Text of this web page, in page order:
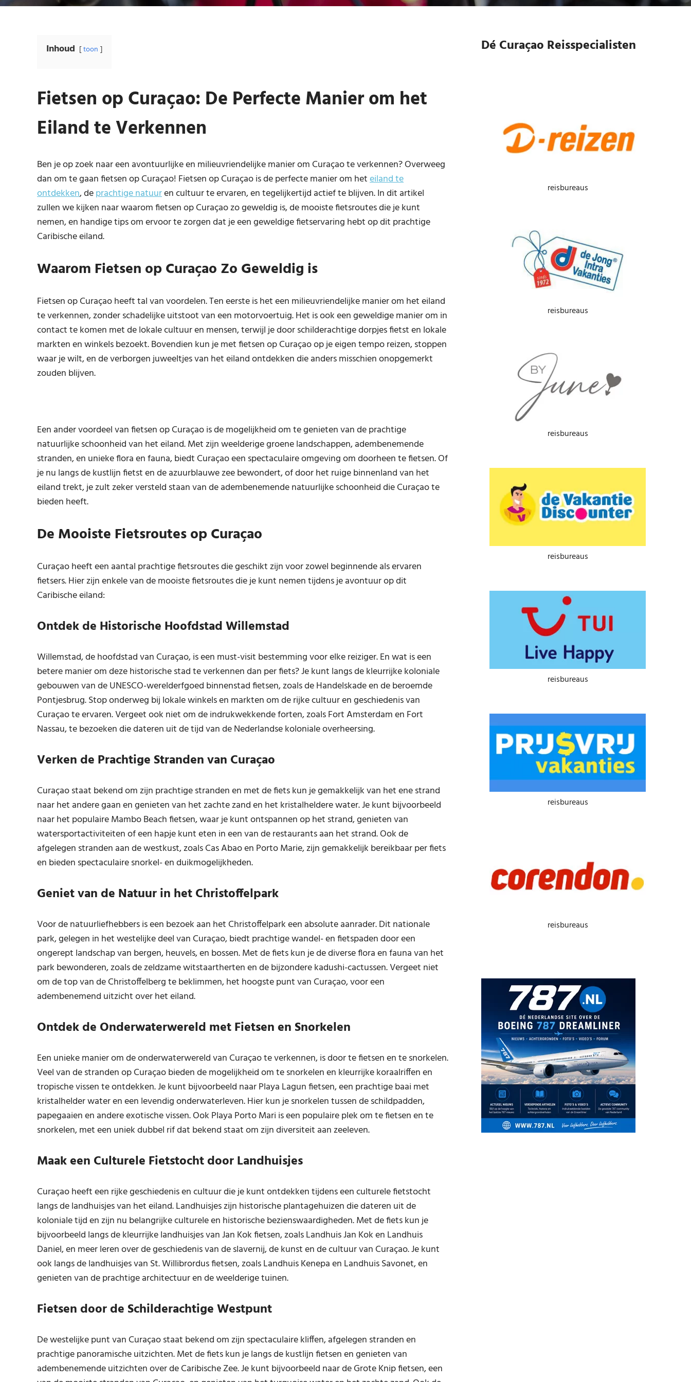
Inhoud toon
Fietsen op Curaçao: De Perfecte Manier om het
Eiland te Verkennen
Ben je op zoek naar een avontuurlijke en milieuvriendelijke manier om Curaçao te verkennen? Overweeg
dan om te gaan fietsen op Curaçao! Fietsen op Curaçao is de perfecte manier om heteiland te
ontdekken, deprachtige natuuren cultuur te ervaren, en tegelijkertijd actief te blijven. In dit artikel
zullen we kijken naar waarom fietsen op Curaçao zo geweldig is, de mooiste fietsroutes die je kunt
nemen, en handige tips om ervoor te zorgen dat je een geweldige fietservaring hebt op dit prachtige
Caribische eiland.
Waarom Fietsen op Curaçao Zo Geweldig is
Fietsen op Curaçao heeft tal van voordelen. Ten eerste is het een milieuvriendelijke manier om het eiland
te verkennen, zonder schadelijke uitstoot van een motorvoertuig. Het is ook een geweldige manier om in
contact te komen met de lokale cultuur en mensen, terwijl je door schilderachtige dorpjes fietst en lokale
markten en winkels bezoekt. Bovendien kun je met fietsen op Curaçao op je eigen tempo reizen, stoppen
waar je wilt, en de verborgen juweeltjes van het eiland ontdekken die anders misschien onopgemerkt
zouden blijven.
Een ander voordeel van fietsen op Curaçao is de mogelijkheid om te genieten van de prachtige
natuurlijke schoonheid van het eiland. Met zijn weelderige groene landschappen, adembenemende
stranden, en unieke flora en fauna, biedt Curaçao een spectaculaire omgeving om doorheen te fietsen. Of
je nu langs de kustlijn fietst en de azuurblauwe zee bewondert, of door het ruige binnenland van het
eiland trekt, je zult zeker versteld staan van de adembenemende natuurlijke schoonheid die Curaçao te
bieden heeft.
De Mooiste Fietsroutes op Curaçao
Curaçao heeft een aantal prachtige fietsroutes die geschikt zijn voor zowel beginnende als ervaren
fietsers. Hier zijn enkele van de mooiste fietsroutes die je kunt nemen tijdens je avontuur op dit
Caribische eiland:
Ontdek de Historische Hoofdstad Willemstad
Willemstad, de hoofdstad van Curaçao, is een must-visit bestemming voor elke reiziger. En wat is een
betere manier om deze historische stad te verkennen dan per fiets? Je kunt langs de kleurrijke koloniale
gebouwen van de UNESCO-werelderfgoed binnenstad fietsen, zoals de Handelskade en de beroemde
Pontjesbrug. Stop onderweg bij lokale winkels en markten om de rijke cultuur en geschiedenis van
Curaçao te ervaren. Vergeet ook niet om de indrukwekkende forten, zoals Fort Amsterdam en Fort
Nassau, te bezoeken die dateren uit de tijd van de Nederlandse koloniale overheersing.
Verken de Prachtige Stranden van Curaçao
Curaçao staat bekend om zijn prachtige stranden en met de fiets kun je gemakkelijk van het ene strand
naar het andere gaan en genieten van het zachte zand en het kristalheldere water. Je kunt bijvoorbeeld
naar het populaire Mambo Beach fietsen, waar je kunt ontspannen op het strand, genieten van
watersportactiviteiten of een hapje kunt eten in een van de restaurants aan het strand. Ook de
afgelegen stranden aan de westkust, zoals Cas Abao en Porto Marie, zijn gemakkelijk bereikbaar per fiets
en bieden spectaculaire snorkel- en duikmogelijkheden.
Geniet van de Natuur in het Christoffelpark
Voor de natuurliefhebbers is een bezoek aan het Christoffelpark een absolute aanrader. Dit nationale
park, gelegen in het westelijke deel van Curaçao, biedt prachtige wandel- en fietspaden door een
ongerept landschap van bergen, heuvels, en bossen. Met de fiets kun je de diverse flora en fauna van het
park bewonderen, zoals de zeldzame witstaartherten en de bijzondere kadushi-cactussen. Vergeet niet
om de top van de Christoffelberg te beklimmen, het hoogste punt van Curaçao, voor een
adembenemend uitzicht over het eiland.
Ontdek de Onderwaterwereld met Fietsen en Snorkelen
Een unieke manier om de onderwaterwereld van Curaçao te verkennen, is door te fietsen en te snorkelen.
Veel van de stranden op Curaçao bieden de mogelijkheid om te snorkelen en kleurrijke koraalriffen en
tropische vissen te ontdekken. Je kunt bijvoorbeeld naar Playa Lagun fietsen, een prachtige baai met
kristalhelder water en een levendig onderwaterleven. Hier kun je snorkelen tussen de schildpadden,
papegaaien en andere exotische vissen. Ook Playa Porto Mari is een populaire plek om te fietsen en te
snorkelen, met een uniek dubbel rif dat bekend staat om zijn diversiteit aan zeeleven.
Maak een Culturele Fietstocht door Landhuisjes
Curaçao heeft een rijke geschiedenis en cultuur die je kunt ontdekken tijdens een culturele fietstocht
langs de landhuisjes van het eiland. Landhuisjes zijn historische plantagehuizen die dateren uit de
koloniale tijd en zijn nu belangrijke culturele en historische bezienswaardigheden. Met de fiets kun je
bijvoorbeeld langs de kleurrijke landhuisjes van Jan Kok fietsen, zoals Landhuis Jan Kok en Landhuis
Daniel, en meer leren over de geschiedenis van de slavernij, de kunst en de cultuur van Curaçao. Je kunt
ook langs de landhuisjes van St. Willibrordus fietsen, zoals Landhuis Kenepa en Landhuis Savonet, en
genieten van de prachtige architectuur en de weelderige tuinen.
Fietsen door de Schilderachtige Westpunt
De westelijke punt van Curaçao staat bekend om zijn spectaculaire kliffen, afgelegen stranden en
prachtige panoramische uitzichten. Met de fiets kun je langs de kustlijn fietsen en genieten van
adembenemende uitzichten over de Caribische Zee. Je kunt bijvoorbeeld naar de Grote Knip fietsen, een
Dé Curaçao Reisspecialisten
reisbureaus
reisbureaus
reisbureaus
reisbureaus
reisbureaus
reisbureaus
reisbureaus